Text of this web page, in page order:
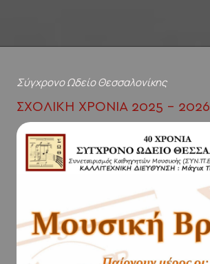
Σύγχρονο Ωδείο Θεσσαλονίκης
ΣΧΟΛΙΚΉ ΧΡΟΝΙΆ 2025 - 2026